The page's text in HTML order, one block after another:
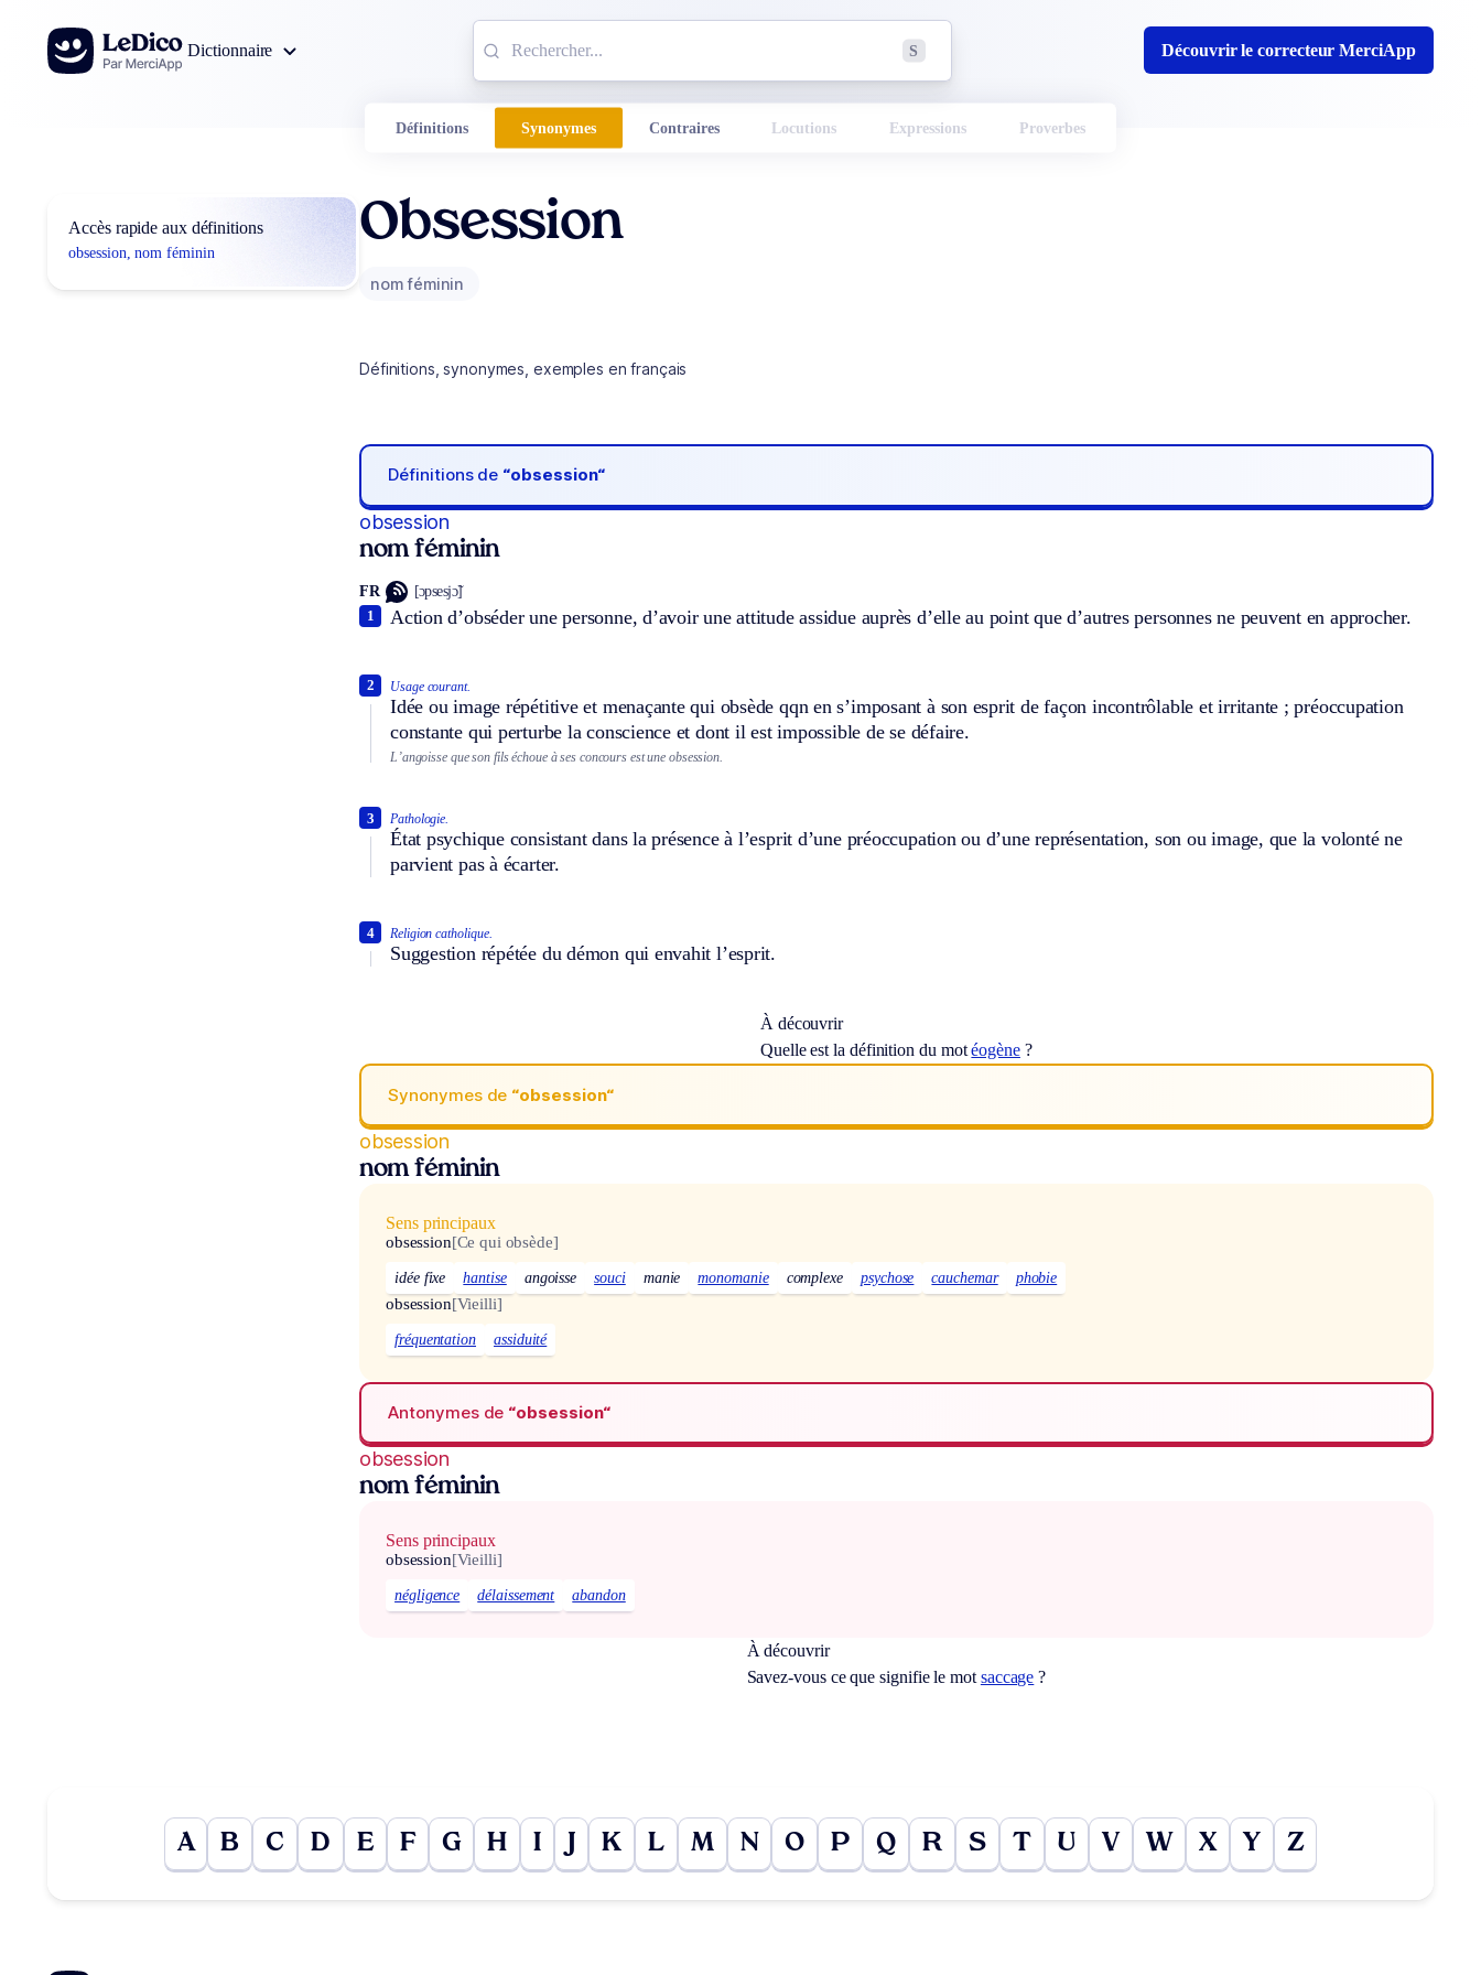
Aller au contenu
Dictionnaire
S Découvrir le correcteur MerciApp
Définitions Synonymes Contraires Locutions Expressions Proverbes
Accès rapide aux définitions
obsession, nom féminin
Obsession
nom féminin
Définitions, synonymes, exemples en français
Définitions de “obsession“
obsession
nom féminin
FR [ɔpsesjɔ̃]
Action d’obséder une personne, d’avoir une attitude assidue auprès d’elle au point que d’autres personnes ne peuvent en approcher.
1
Usage courant.
Idée ou image répétitive et menaçante qui obsède qqn en s’imposant à son esprit de façon incontrôlable et irritante ; préoccupation
constante qui perturbe la conscience et dont il est impossible de se défaire.
2
L’angoisse que son fils échoue à ses concours est une obsession.
Pathologie.
État psychique consistant dans la présence à l’esprit d’une préoccupation ou d’une représentation, son ou image, que la volonté ne
parvient pas à écarter.
3
Religion catholique.
Suggestion répétée du démon qui envahit l’esprit.
4
À découvrir
Quelle est la définition du motéogène?
Synonymes de “obsession“
obsession
nom féminin
Sens principaux
obsession[Ce qui obsède]
idée fixe hantise angoisse souci manie monomanie complexe psychose cauchemar phobie
obsession[Vieilli]
fréquentation assiduité
Antonymes de “obsession“
obsession
nom féminin
Sens principaux
obsession[Vieilli]
négligence délaissement abandon
À découvrir
Savez-vous ce que signifie le mot saccage ?
A B C D E F G H I J K L M N O P Q R S T U V W X Y Z